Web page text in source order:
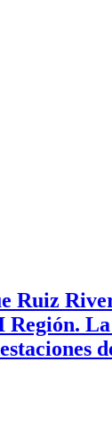
Ruiz